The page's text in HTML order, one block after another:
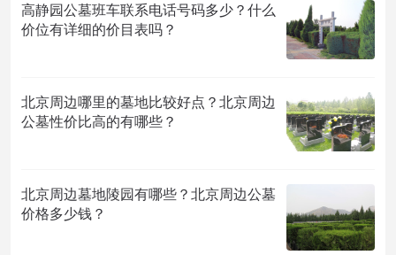
高静园公墓班车联系电话号码多少？什么
价位有详细的价目表吗？
北京周边哪里的墓地比较好点？北京周边
公墓性价比高的有哪些？
北京周边墓地陵园有哪些？北京周边公墓
价格多少钱？